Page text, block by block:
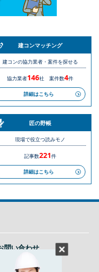
建コンマッチング
建コンの協力業者・案件を探せる
協力業者146社 案件数4件
詳細はこちら
匠の野帳
現場で役立つ読みモノ
記事数221件
詳細はこちら
問い合わせ
シー